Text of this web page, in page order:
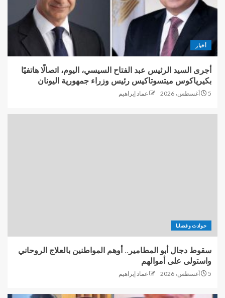
أخبار
أجرى السيد الرئيس عبد الفتاح السيسي، اليوم، اتصالًا هاتفيًا
بكيرياكوس ميتسوتاكيس رئيس وزراء جمهورية اليونان
5 أغسطس، 2026 عماد إبراهيم
حوادث وقضايا
سقوط دجال أبو المطامير.. أوهم المواطنين بالعلاج الروحاني
واستولى على أموالهم
5 أغسطس، 2026 عماد إبراهيم